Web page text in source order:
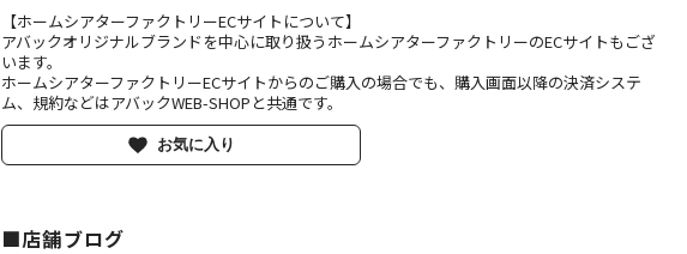
【ホームシアターファクトリーECサイトについて】
アバックオリジナルブランドを中心に取り扱うホームシアターファクトリーのECサイトもござ
います。
ホームシアターファクトリーECサイトからのご購入の場合でも、購入画面以降の決済システ
ム、規約などはアバックWEB-SHOPと共通です。
お気に入り
■店舗ブログ